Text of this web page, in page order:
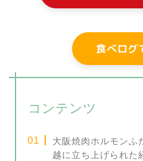
食べログ
コンテンツ
大阪焼肉ホルモンふ
越に立ち上げられた